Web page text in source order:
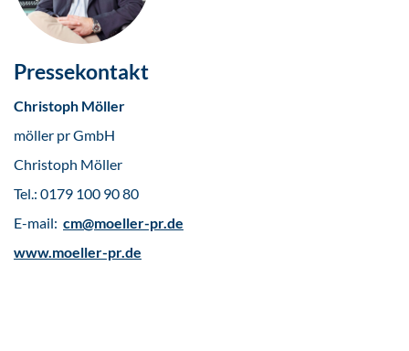
Pressekontakt
Christoph Möller
möller pr GmbH
Christoph Möller
Tel.: 0179 100 90 80
E-mail: cm@moeller-pr.de
www.moeller-pr.de